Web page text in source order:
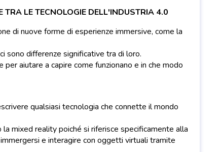
TRA LE TECNOLOGIE DELL'INDUSTRIA 4.0
di nuove forme di esperienze immersive, come la
sono differenze significative tra di loro.
aiutare a capire come funzionano e in che modo
qualsiasi tecnologia che connette il mondo
mixed reality poiché si riferisce specificamente alla
e interagire con oggetti virtuali tramite